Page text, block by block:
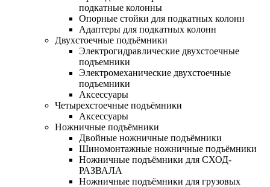
подкатные колонны
Опорные стойки для подкатных колонн
Адаптеры для подкатных колонн
Двухстоечные подъёмники
Электрогидравлические двухстоечные
подъемники
Электромеханические двухстоечные
подъемники
Аксессуары
Четырехстоечные подъёмники
Аксессуары
Ножничные подъёмники
Двойные ножничные подъёмники
Шиномонтажные ножничные подъёмники
Ножничные подъёмники для СХОД-
РАЗВАЛА
Ножничные подъёмники для грузовых